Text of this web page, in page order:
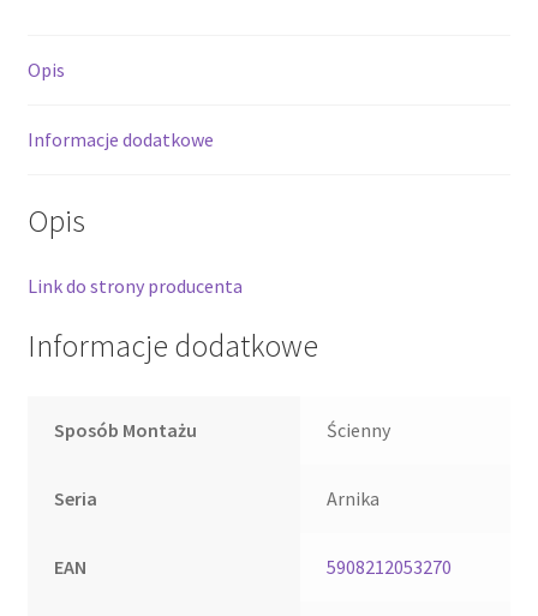
Opis
Informacje dodatkowe
Opis
Link do strony producenta
Informacje dodatkowe
Sposób Montażu Ścienny
Seria Arnika
EAN 5908212053270